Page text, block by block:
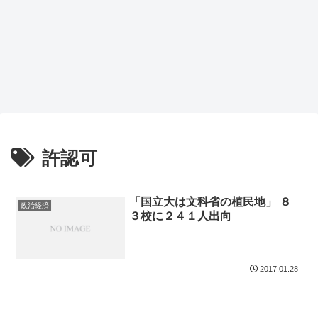
許認可
政治経済
「国立大は文科省の植民地」 ８
３校に２４１人出向
2017.01.28